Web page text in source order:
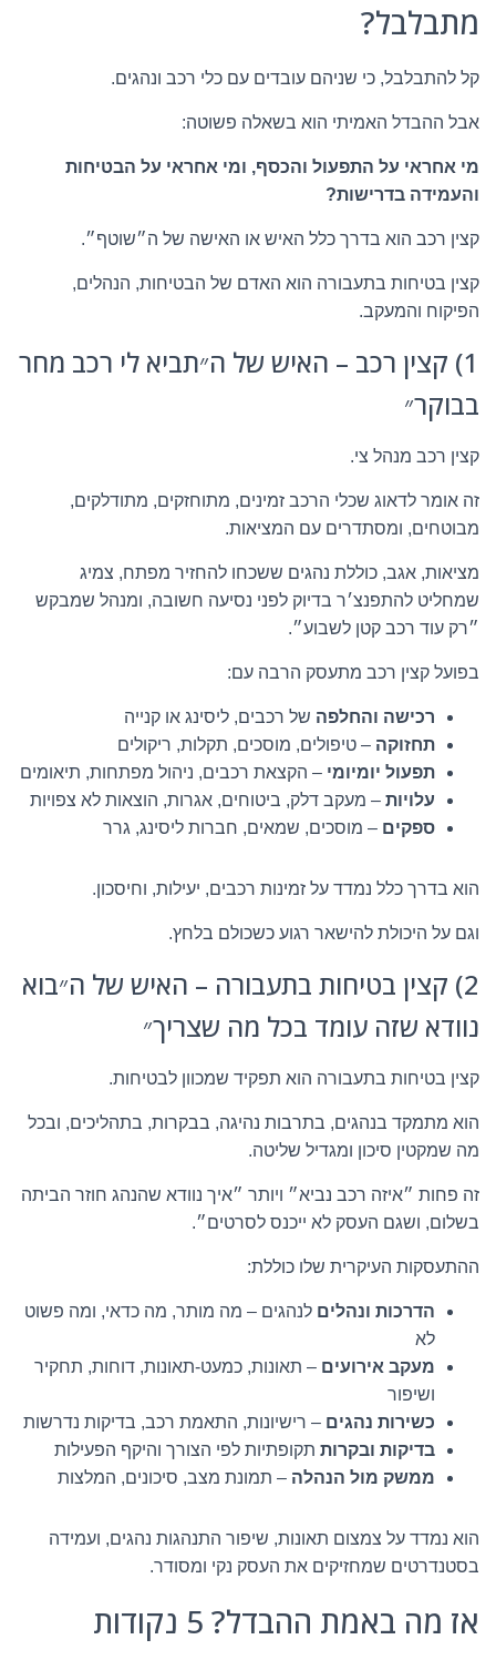
מתבלבל?
קל להתבלבל, כי שניהם עובדים עם כלי רכב ונהגים.
אבל ההבדל האמיתי הוא בשאלה פשוטה:
מי אחראי על התפעול והכסף, ומי אחראי על הבטיחות
והעמידה בדרישות?
קצין רכב הוא בדרך כלל האיש או האישה של ה״שוטף״.
קצין בטיחות בתעבורה הוא האדם של הבטיחות, הנהלים,
הפיקוח והמעקב.
1) קצין רכב – האיש של ה״תביא לי רכב מחר
בבוקר״
קצין רכב מנהל צי.
זה אומר לדאוג שכלי הרכב זמינים, מתוחזקים, מתודלקים,
מבוטחים, ומסתדרים עם המציאות.
מציאות, אגב, כוללת נהגים ששכחו להחזיר מפתח, צמיג
שמחליט להתפנצ׳ר בדיוק לפני נסיעה חשובה, ומנהל שמבקש
״רק עוד רכב קטן לשבוע״.
בפועל קצין רכב מתעסק הרבה עם:
רכישה והחלפה של רכבים, ליסינג או קנייה
תחזוקה – טיפולים, מוסכים, תקלות, ריקולים
תפעול יומיומי – הקצאת רכבים, ניהול מפתחות, תיאומים
עלויות – מעקב דלק, ביטוחים, אגרות, הוצאות לא צפויות
ספקים – מוסכים, שמאים, חברות ליסינג, גרר
הוא בדרך כלל נמדד על זמינות רכבים, יעילות, וחיסכון.
וגם על היכולת להישאר רגוע כשכולם בלחץ.
2) קצין בטיחות בתעבורה – האיש של ה״בוא
נוודא שזה עומד בכל מה שצריך״
קצין בטיחות בתעבורה הוא תפקיד שמכוון לבטיחות.
הוא מתמקד בנהגים, בתרבות נהיגה, בבקרות, בתהליכים, ובכל
מה שמקטין סיכון ומגדיל שליטה.
זה פחות ״איזה רכב נביא״ ויותר ״איך נוודא שהנהג חוזר הביתה
בשלום, ושגם העסק לא ייכנס לסרטים״.
ההתעסקות העיקרית שלו כוללת:
הדרכות ונהלים לנהגים – מה מותר, מה כדאי, ומה פשוט
לא
מעקב אירועים – תאונות, כמעט-תאונות, דוחות, תחקיר
ושיפור
כשירות נהגים – רישיונות, התאמת רכב, בדיקות נדרשות
בדיקות ובקרות תקופתיות לפי הצורך והיקף הפעילות
ממשק מול הנהלה – תמונת מצב, סיכונים, המלצות
הוא נמדד על צמצום תאונות, שיפור התנהגות נהגים, ועמידה
בסטנדרטים שמחזיקים את העסק נקי ומסודר.
אז מה באמת ההבדל? 5 נקודות